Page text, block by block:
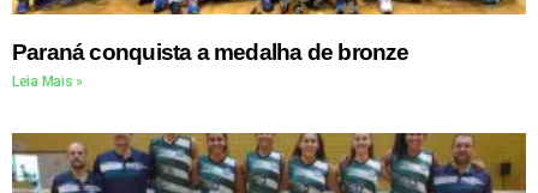
Paraná conquista a medalha de bronze
Leia Mais »